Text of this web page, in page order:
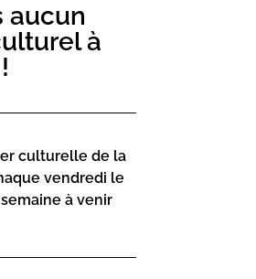
d’une
voyage
et airs
aucun
à
culturelle de la
vendredi le
à venir